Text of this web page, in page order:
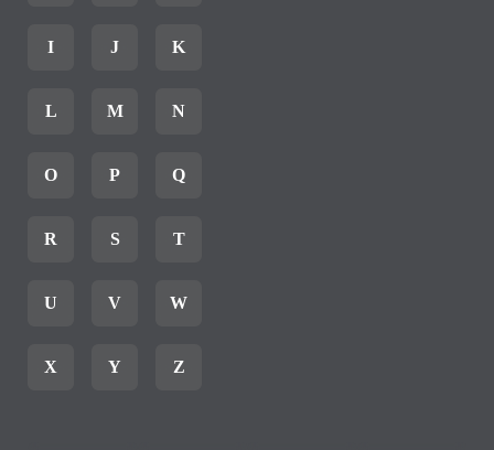
I J K
L M N
O P Q
R S T
U V W
X Y Z